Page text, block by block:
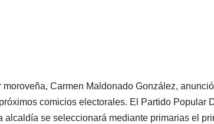
moroveña, Carmen Maldonado González,
comicios electorales. El Partido Popular
alcaldía se seleccionará mediante primarias el